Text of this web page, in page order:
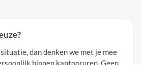
dan denken we met je mee
binnen kantooruren. Geen